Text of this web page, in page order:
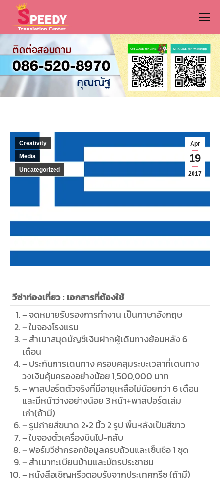
Apr
19
2017
Creativity
Media
Uncategorized
วีซ่าท่องเที่ยว : เอกสารที่ต้องใช้
– จดหมายรับรองการทำงาน เป็นภาษาอังกฤษ
– ใบจองโรงแรม
– สำเนาสมุดบัญชีเงินฝากผู้เดินทางย้อนหลัง 6
เดือน
– ประกันการเดินทาง ครอบคลุมระบะเวลาที่เดินทาง
วงเงินคุ้มครองอย่างน้อย 1,500,000 บาท
– พาสปอร์ตตัวจริงที่มีอายุเหลือไม่น้อยกว่า 6 เดือน
และมีหน้าว่างอย่างน้อย 3 หน้า+พาสปอร์ตเล่ม
เก่า(ถ้ามี)
– รูปถ่ายสีขนาด 2×2 นิ้ว 2 รูป พื้นหลังเป็นสีขาว
– ใบจองตั๋วเครื่องบินไป-กลับ
– ฟอร์มวีซ่ากรอกข้อมูลครบถ้วนและเซ็นชื่อ 1 ชุด
– สำเนาทะเบียนบ้านและบัตรประชาชน
– หนังสือเชิญหรือตอบรับจากประเทศกรีซ (ถ้ามี)